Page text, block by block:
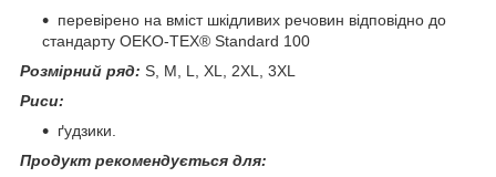
перевірено на вміст шкідливих речовин відповідно до
стандарту OEKO-TEX® Standard 100
Розмірний ряд: S, M, L, XL, 2XL, 3XL
Риси:
ґудзики.
Продукт рекомендується для: